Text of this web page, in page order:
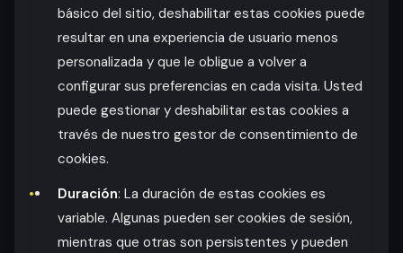
básico del sitio, deshabilitar estas cookies puede
resultar en una experiencia de usuario menos
personalizada y que le obligue a volver a
configurar sus preferencias en cada visita. Usted
puede gestionar y deshabilitar estas cookies a
través de nuestro gestor de consentimiento de
cookies.
Duración: La duración de estas cookies es
variable. Algunas pueden ser cookies de sesión,
mientras que otras son persistentes y pueden